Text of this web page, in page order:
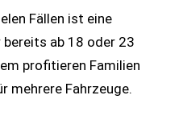
Fällen ist eine
bereits ab 18 oder 23
profitieren Familien
mehrere Fahrzeuge.